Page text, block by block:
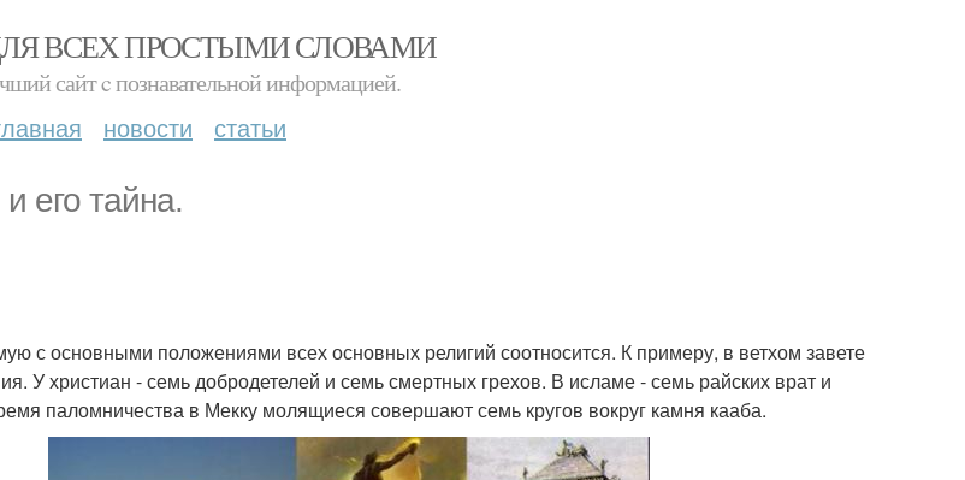
ВСЕХ ПРОСТЫМИ СЛОВАМИ
сайт c познавательной информацией.
новости статьи
его тайна.
с основными положениями всех основных религий соотносится. К примеру, в ветхом завете
У христиан - семь добродетелей и семь смертных грехов. В исламе - семь райских врат и
паломничества в Мекку молящиеся совершают семь кругов вокруг камня кааба.